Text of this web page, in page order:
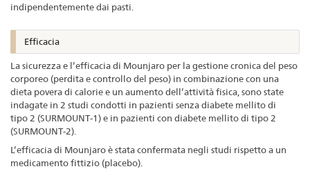
indipendentemente dai pasti.
Efficacia
La sicurezza e l’efficacia di Mounjaro per la gestione cronica del peso
corporeo (perdita e controllo del peso) in combinazione con una
dieta povera di calorie e un aumento dell’attività fisica, sono state
indagate in 2 studi condotti in pazienti senza diabete mellito di
tipo 2 (SURMOUNT-1) e in pazienti con diabete mellito di tipo 2
(SURMOUNT-2).
L’efficacia di Mounjaro è stata confermata negli studi rispetto a un
medicamento fittizio (placebo).